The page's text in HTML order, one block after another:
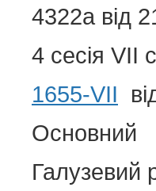
4322а від
4 сесія VII
1655-VII
Основний
Галузевий